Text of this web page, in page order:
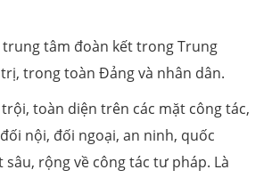
trung tâm đoàn kết trong Trung
trong toàn Đảng và nhân dân.
toàn diện trên các mặt công tác,
nội, đối ngoại, an ninh, quốc
rộng về công tác tư pháp. Là